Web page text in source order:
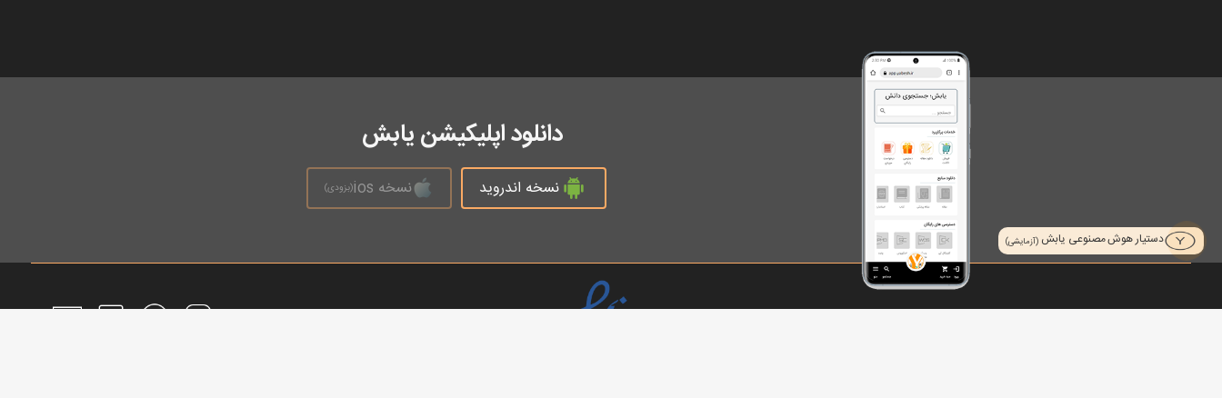
دستیار هوش مصنوعی یابش (آزمایشی)
دانلود اپلیکیشن یابش
نسخه اندروید نسخه ios (بزودی)
تمام حقوق محفوظ است © 2026